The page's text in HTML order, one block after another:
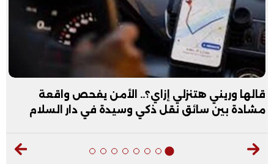
قالها وريني هتنزلي إزاي؟.. الأمن يفحص واقعة
مشادة بين سائق نقل ذكي وسيدة في دار السلام